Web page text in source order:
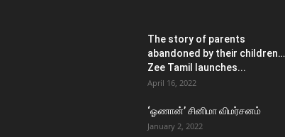
The story of parents
abandoned by their children…
Zee Tamil launches...
April 16, 2022
‘ஓணான்’ சினிமா விமர்சனம்
January 2, 2022